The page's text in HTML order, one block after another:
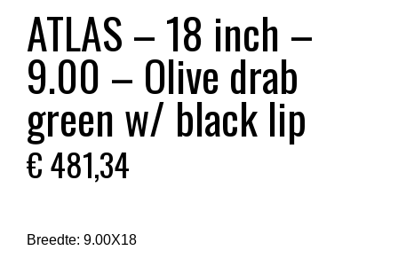
ATLAS – 18 inch –
9.00 – Olive drab
green w/ black lip
€481,34
Breedte: 9.00X18